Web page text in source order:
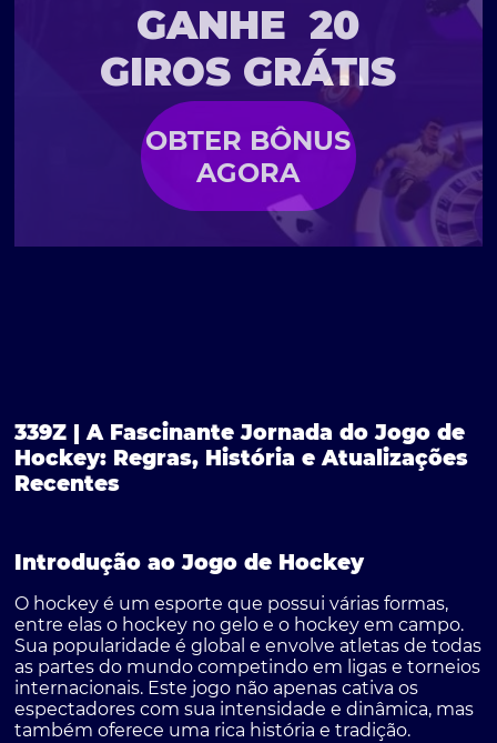
GANHE 20
GIROS GRÁTIS
OBTER BÔNUS
AGORA
339Z | A Fascinante Jornada do Jogo de
Hockey: Regras, História e Atualizações
Recentes
Introdução ao Jogo de Hockey
O hockey é um esporte que possui várias formas,
entre elas o hockey no gelo e o hockey em campo.
Sua popularidade é global e envolve atletas de todas
as partes do mundo competindo em ligas e torneios
internacionais. Este jogo não apenas cativa os
espectadores com sua intensidade e dinâmica, mas
também oferece uma rica história e tradição.